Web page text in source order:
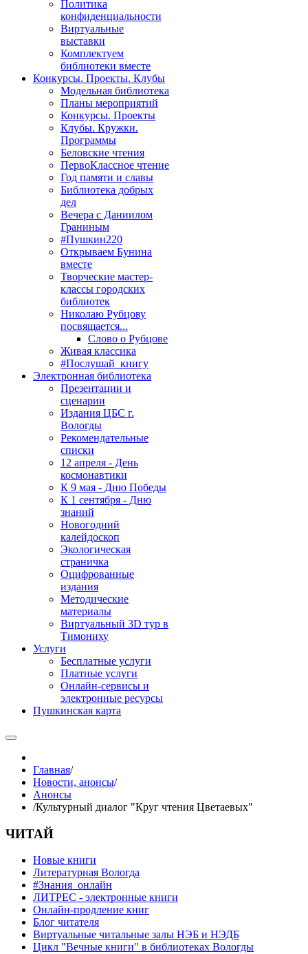
Политика
конфиденциальности
Виртуальные
выставки
Комплектуем
библиотеки вместе
Конкурсы. Проекты. Клубы
Модельная библиотека
Планы мероприятий
Конкурсы. Проекты
Клубы. Кружки.
Программы
Беловские чтения
ПервоКлассное чтение
Год памяти и славы
Библиотека добрых
дел
Вечера с Даниилом
Граниным
#Пушкин220
Открываем Бунина
вместе
Творческие мастер-
классы городских
библиотек
Николаю Рубцову
посвящается...
Слово о Рубцове
Живая классика
#Послушай_книгу
Электронная библиотека
Презентации и
сценарии
Издания ЦБС г.
Вологды
Рекомендательные
списки
12 апреля - День
космонавтики
К 9 мая - Дню Победы
К 1 сентября - Дню
знаний
Новогодний
калейдоскоп
Экологическая
страничка
Оцифрованные
издания
Методические
материалы
Виртуальный 3D тур в
Тимониху
Услуги
Бесплатные услуги
Платные услуги
Онлайн-сервисы и
электронные ресурсы
Пушкинская карта
Главная/
Новости, анонсы/
Анонсы
/Культурный диалог "Круг чтения Цветаевых"
ЧИТАЙ
Новые книги
Литературная Вологда
#Знания_онлайн
ЛИТРЕС - электронные книги
Онлайн-продление книг
Блог читателя
Виртуальные читальные залы НЭБ и НЭДБ
Цикл "Вечные книги" в библиотеках Вологды